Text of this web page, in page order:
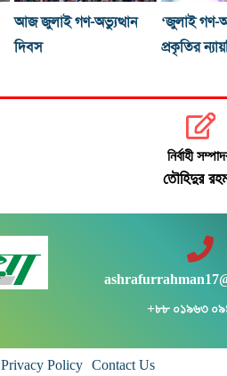
আজ জুলাই গণ-অভ্যুত্থান
দিবস
‘জুলাই গণ-
প্রকৃতির
নির্বাহী
তৌহিদুর
+৮৮ ০১৯৬৩
Privacy Policy Contact Us